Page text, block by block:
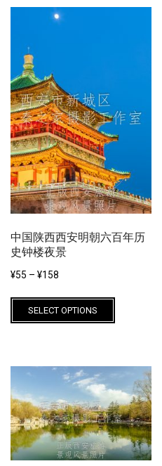
中国陕西西安明朝六百年历
史钟楼夜景
¥55 –¥158
SELECT OPTIONS
This
variants.
The
options
may
be
chosen